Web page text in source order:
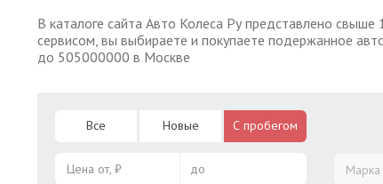
В каталоге сайта Авто Колеса Ру представлено
сервисом, вы выбираете и покупаете подержанное
до 505000000 в Москве
Все Новые С пробегом
Цена от, ₽ до Марка